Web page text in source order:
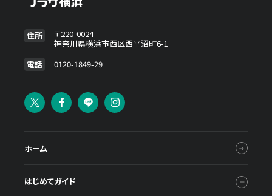
住所
〒220-0024
神奈川県横浜市西区西平沼町6-1
電話
0120-1849-29
ホーム
はじめてガイド
ハウスメーカーの登録数
House Maker
モデルハウス一覧へ